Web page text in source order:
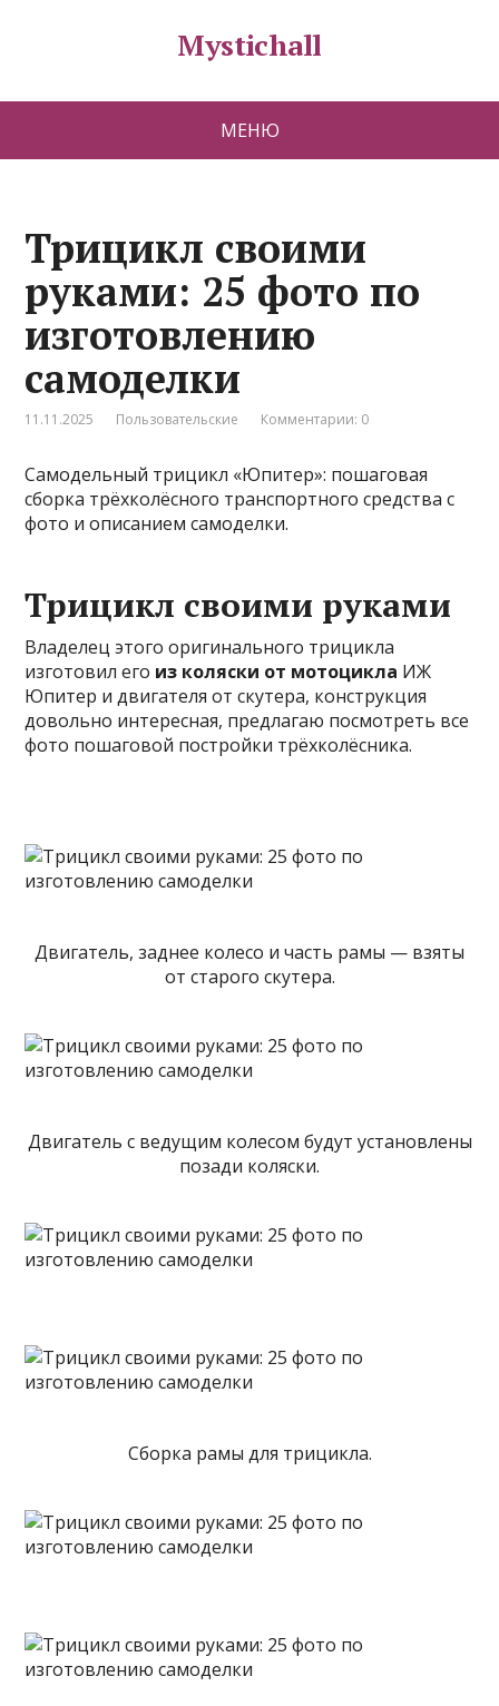
Mystichall
МЕНЮ
Трицикл своими
руками: 25 фото по
изготовлению
самоделки
11.11.2025 Пользовательские Комментарии: 0
Самодельный трицикл «Юпитер»: пошаговая
сборка трёхколёсного транспортного средства с
фото и описанием самоделки.
Трицикл своими руками
Владелец этого оригинального трицикла
изготовил его из коляски от мотоцикла ИЖ
Юпитер и двигателя от скутера, конструкция
довольно интересная, предлагаю посмотреть все
фото пошаговой постройки трёхколёсника.
Двигатель, заднее колесо и часть рамы — взяты
от старого скутера.
Двигатель с ведущим колесом будут установлены
позади коляски.
Сборка рамы для трицикла.